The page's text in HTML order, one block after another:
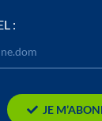
:
JE